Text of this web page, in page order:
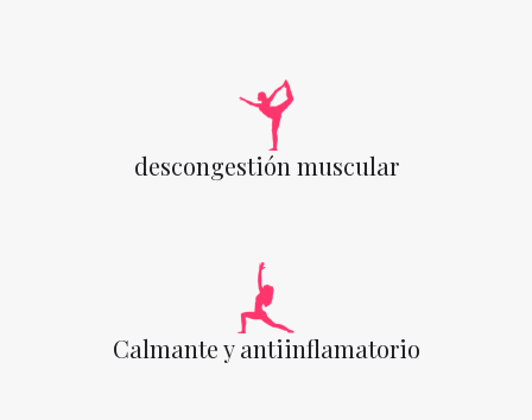
descongestión muscular
Calmante y antiinflamatorio